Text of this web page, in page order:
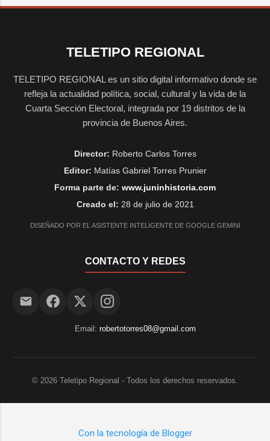
TELETIPO REGIONAL
TELETIPO REGIONAL es un sitio digital informativo donde se
refleja la actualidad política, social, cultural y la vida de la
Cuarta Sección Electoral, integrada por 19 distritos de la
provincia de Buenos Aires.
Director: Roberto Carlos Torres
Editor: Matías Gabriel Torres Prunier
Forma parte de: www.juninhistoria.com
Creado el: 28 de julio de 2021
DISEÑADO POR EL ASISTENTE INTELIGENTE DE GOOGLE GEMINI
CONTACTO Y REDES
Email: robertotorres08@gmail.com
© 2026 Teletipo Regional - Todos los derechos reservados.
Con la tecnología de Blogger